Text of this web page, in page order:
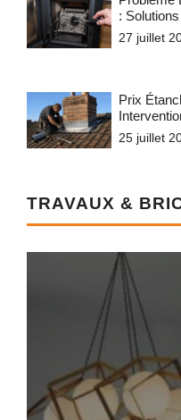
: Solutions
27 juillet
Prix
25 juillet
TRAVAUX &